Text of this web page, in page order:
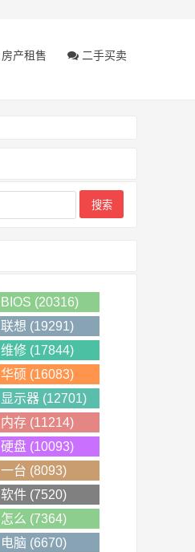
房产租售 二手买卖
BIOS (20316)
联想 (19291)
维修 (17844)
华硕 (16083)
显示器 (12701)
内存 (11214)
硬盘 (10093)
一台 (8093)
软件 (7520)
怎么 (7364)
电脑 (6670)